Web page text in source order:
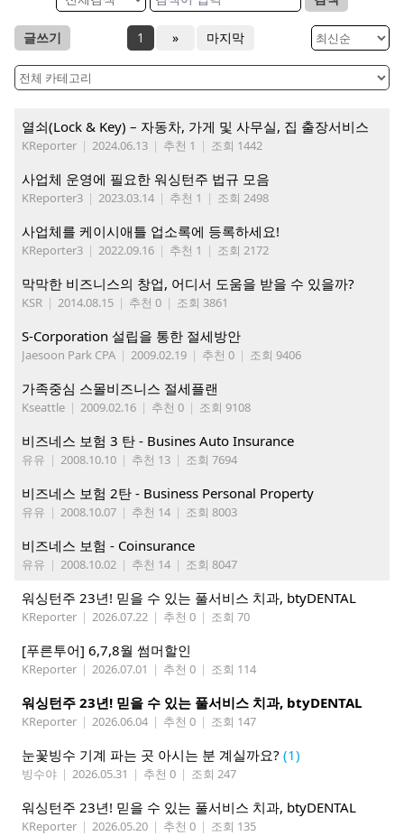
글쓰기 1 » 마지막
열쇠(Lock & Key) – 자동차, 가게 및 사무실, 집 출장서비스
KReporter | 2024.06.13 | 추천 1 | 조회 1442
사업체 운영에 필요한 워싱턴주 법규 모음
KReporter3 | 2023.03.14 | 추천 1 | 조회 2498
사업체를 케이시애틀 업소록에 등록하세요!
KReporter3 | 2022.09.16 | 추천 1 | 조회 2172
막막한 비즈니스의 창업, 어디서 도움을 받을 수 있을까?
KSR | 2014.08.15 | 추천 0 | 조회 3861
S-Corporation 설립을 통한 절세방안
Jaesoon Park CPA | 2009.02.19 | 추천 0 | 조회 9406
가족중심 스몰비즈니스 절세플랜
Kseattle | 2009.02.16 | 추천 0 | 조회 9108
비즈네스 보험 3 탄 - Busines Auto Insurance
유유 | 2008.10.10 | 추천 13 | 조회 7694
비즈네스 보험 2탄 - Business Personal Property
유유 | 2008.10.07 | 추천 14 | 조회 8003
비즈네스 보험 - Coinsurance
유유 | 2008.10.02 | 추천 14 | 조회 8047
워싱턴주 23년! 믿을 수 있는 풀서비스 치과, btyDENTAL
KReporter | 2026.07.22 | 추천 0 | 조회 70
[푸른투어] 6,7,8월 썸머할인
KReporter | 2026.07.01 | 추천 0 | 조회 114
워싱턴주 23년! 믿을 수 있는 풀서비스 치과, btyDENTAL
KReporter | 2026.06.04 | 추천 0 | 조회 147
눈꽃빙수 기계 파는 곳 아시는 분 계실까요? (1)
빙수야 | 2026.05.31 | 추천 0 | 조회 247
워싱턴주 23년! 믿을 수 있는 풀서비스 치과, btyDENTAL
KReporter | 2026.05.20 | 추천 0 | 조회 135